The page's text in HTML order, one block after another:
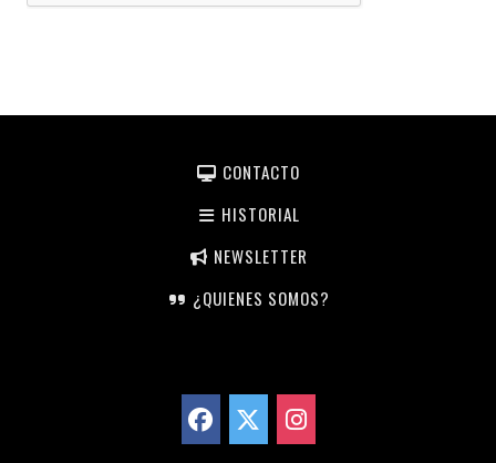
CONTACTO
HISTORIAL
NEWSLETTER
¿QUIENES SOMOS?